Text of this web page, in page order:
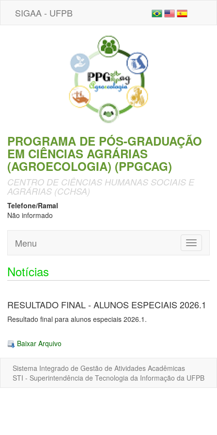
SIGAA - UFPB
PROGRAMA DE PÓS-GRADUAÇÃO
EM CIÊNCIAS AGRÁRIAS
(AGROECOLOGIA) (PPGCAG)
CENTRO DE CIÊNCIAS HUMANAS SOCIAIS E
AGRÁRIAS (CCHSA)
Telefone/Ramal
Não informado
Toggle
Menu
Notícias
RESULTADO FINAL - ALUNOS ESPECIAIS 2026.1
Resultado final para alunos especiais 2026.1.
Baixar Arquivo
Sistema Integrado de Gestão de Atividades Acadêmicas
STI - Superintendência de Tecnologia da Informação da UFPB